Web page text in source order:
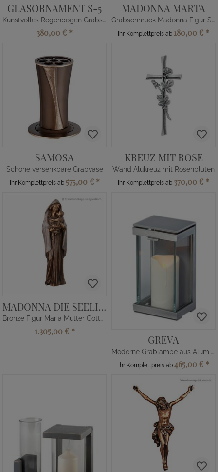
GLASORNAMENT S-5
Kunstvolles Regenbogen Grabstein Glas Element
380,00 € *
MADONNA MARTA
Grabschmuck Madonna Figur Steinguss
Ihr Komplettpreis ab 180,00 € *
SAMOSA
Schöne versenkbare Grabvase
Ihr Komplettpreis ab 575,00 € *
KREUZ MIT ROSE
Wand Alukreuz mit Rosenblüten
Ihr Komplettpreis ab 370,00 € *
MADONNA DIE SEELIGE
Bronze Figur Maria Mutter Gottes
1.305,00 € *
GREVA
Moderne Grablampe aus Aluminium
Ihr Komplettpreis ab 465,00 € *